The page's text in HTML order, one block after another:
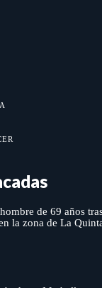
de 69 años
la zona de La